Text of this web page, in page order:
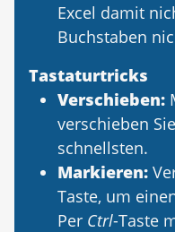
Excel damit
Buchstaben
Tastaturtricks
Verschieben:
verschieben
schnellsten.
Markieren:
Taste, um
Per Ctrl-Taste